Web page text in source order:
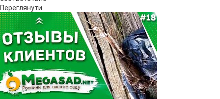
Переглянути